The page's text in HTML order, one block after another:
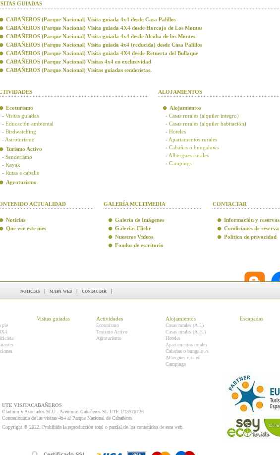
GUIADAS
CABAÑEROS (Parque Nacional) Visita guiada 4x4 desde Casa Palillos
CABAÑEROS (Parque Nacional) Visita guiada 4X4 desde Horcajo de Los Montes
CABAÑEROS (Parque Nacional) Visita guiada 4x4 desde Alcoba de los Montes
CABAÑEROS (Parque Nacional) Visita guiada 4x4 (reducida) desde Casa Palillos
CABAÑEROS (Parque Nacional) Visita guiada 4X4 desde Retuerta del Bullaque
CABAÑEROS (Parque Nacional) Visitas 4x4 en exclusividad
CABAÑEROS (Parque Nacional) Visitas guiadas senderistas.
Ecoturismo
- Visitas guiadas
- Educación ambiental
- Birdwatching
- Astroturismo
Turismo Activo
- Senderismo
- Kayak
- Rutas a caballo
Agroturismo
ALOJAMIENTOS
Alojamientos
- Casas rurales (alquiler integro)
- Casas rurales (alquiler habitación)
- Hoteles
- Apartamentos rurales
- Cabañas o bungalows
- Albergues rurales
- Campings
ACTUALIDAD
Noticias
Que ver este mes
GALERÍA MULTIMEDIA
Galería de Imágenes
Galerías Flickr
Nuestros Videos
Fondos de escritorio
CONTACTAR
Información y reservas
Condiciones de reserva
Política de privacidad
noticias | mapa web | contactar |
pie
Visitas guiadas Actividades
Ecoturismo
Turismo Activo
Agroturismo
Alojamientos
Casas rurales (A.I.)
Casas rurales (A.H.)
Hoteles
Apartamentos rurales
Cabañas o bungalows
Albergues rurales
Campings
Escapadas
UTE VISITACABAÑEROS
Cladium y Asociados SLU - Aventuras Cabañeros SL UTE U13570726
Concesionaria de las visitas 4x4 al Parque Nacional de Cabañeros
Copyright © 2022. Prohibida la reproducción total o parcial de los contenidos de esta web.